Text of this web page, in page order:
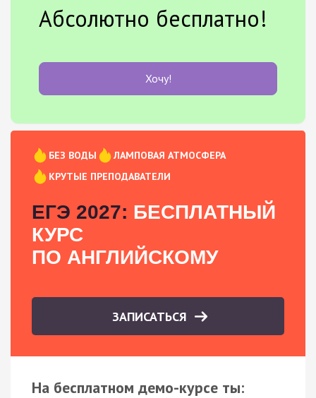
Абсолютно бесплатно!
Хочу!
БЕЗ ВОДЫ
ЛАМПОВАЯ АТМОСФЕРА
КРУТЫЕ ПРЕПОДАВАТЕЛИ
ЕГЭ 2027: БЕСПЛАТНЫЙ
КУРС
ПО АНГЛИЙСКОМУ
ЗАПИСАТЬСЯ
На бесплатном демо-курсе ты: